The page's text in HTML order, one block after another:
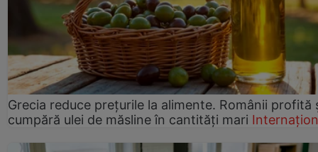
Grecia reduce prețurile la alimente. Românii profită
cumpără ulei de măsline în cantități mari